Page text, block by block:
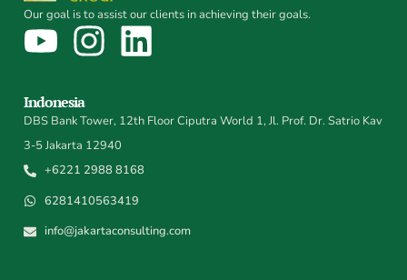
Our goal is to assist our clients in achieving their goals.
Indonesia
DBS Bank Tower, 12th Floor Ciputra World 1, Jl. Prof. Dr. Satrio Kav
3-5 Jakarta 12940
+6221 2988 8168
6281410563419
info@jakartaconsulting.com